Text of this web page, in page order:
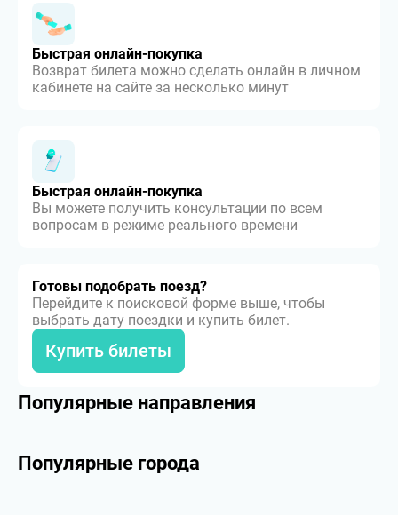
Быстрая онлайн-покупка
Возврат билета можно сделать онлайн в личном
кабинете на сайте за несколько минут
Быстрая онлайн-покупка
Вы можете получить консультации по всем
вопросам в режиме реального времени
Готовы подобрать поезд?
Перейдите к поисковой форме выше, чтобы
выбрать дату поездки и купить билет.
Купить билеты
Популярные направления
Популярные города